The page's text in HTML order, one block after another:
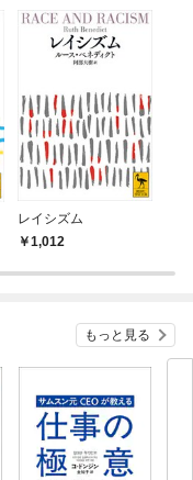
レイシズム
1,012
もっと見る